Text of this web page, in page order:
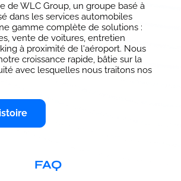
de WLC Group, un groupe basé à
dans les services automobiles
gamme complète de solutions :
vente de voitures, entretien
à proximité de l'aéroport. Nous
croissance rapide, bâtie sur la
avec lesquelles nous traitons nos
FAQ